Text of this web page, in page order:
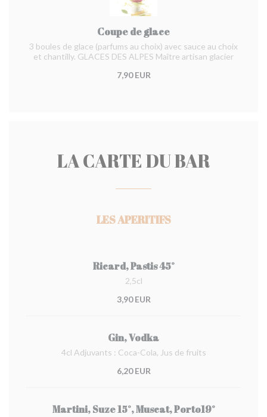
Coupe de glace
3 boules de glace (parfums au choix) avec sauce au choix
et chantilly. GLACES DES ALPES Maître artisan glacier
7,90 EUR
LA CARTE DU BAR
LES APERITIFS
Ricard, Pastis 45°
2,5cl
3,90 EUR
Gin, Vodka
4cl Adjuvants : Coca-Cola, Jus de fruits
6,20 EUR
Martini, Suze 15°, Muscat, Porto19°